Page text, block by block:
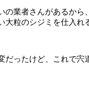
業者さんがあるか
粒のシジミを仕入れ
ったけど、これで宍